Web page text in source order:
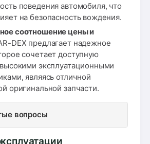
поведения автомобиля, что
на безопасность вождения.
соотношение цены и
DEX предлагает надежное
сочетает доступную
эксплуатационными
являясь отличной
оригинальной запчасти.
вопросы